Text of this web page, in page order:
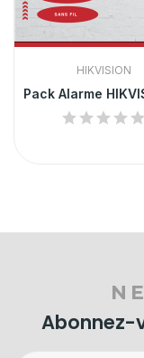
HIKVISION
Abonnez-